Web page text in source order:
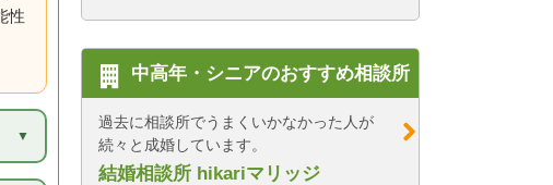
性
中高年・シニアのおすすめ相談所
過去に相談所でうまくいかなかった人が
続々と成婚しています。
結婚相談所 hikariマリッジ